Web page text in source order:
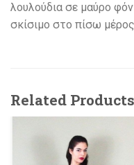
λουλούδια σε μαύρο
σκίσιμο στο πίσω
Related Products